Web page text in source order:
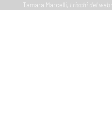
Tamara Marcelli, I rischi del